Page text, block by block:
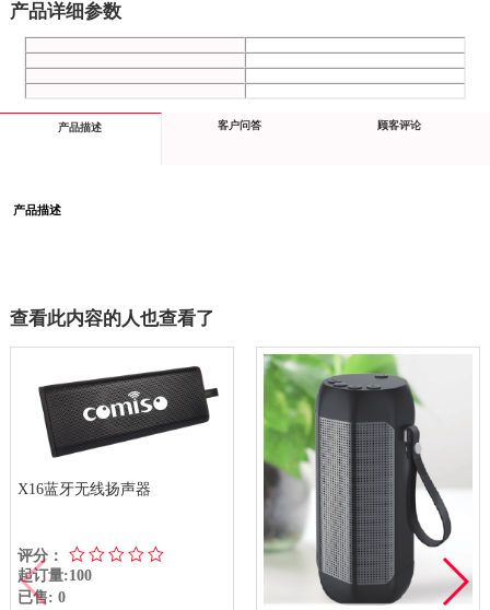
产品详细参数
产品描述 客户问答 顾客评论
产品描述
查看此内容的人也查看了
X16蓝牙无线扬声器
评分：
起订量:100
已售: 0